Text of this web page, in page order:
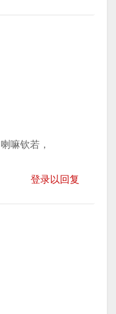
嘛钦若，
登录以回复